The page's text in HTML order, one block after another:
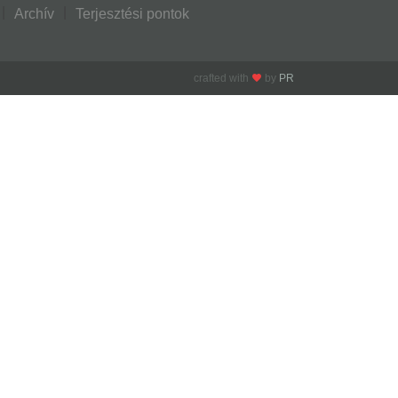
Archív Terjesztési pontok
crafted with by PR